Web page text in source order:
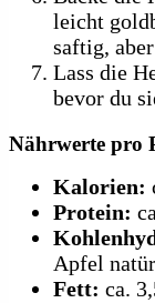
leicht
saftig,
Lass die
bevor du
Nährwerte pro
Kalorien:
Protein:
Apfel
Fett: ca.